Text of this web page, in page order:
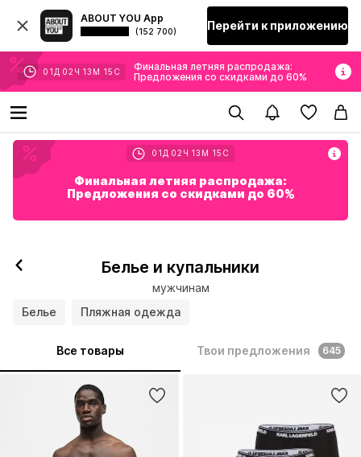
ABOUT YOU App
(152 700) Перейти к приложению
01 Д 02 Ч 13 М 13 С
Финальная летняя распродажа:
Предложения со скидками до 60%
01 Д 02 Ч 13 М 13 С
Финальная летняя распродажа:
Предложения со скидками до 60%
Белье и купальники
мужчинам
Белье
Пляжная одежда
Все товары Твои предложения 645